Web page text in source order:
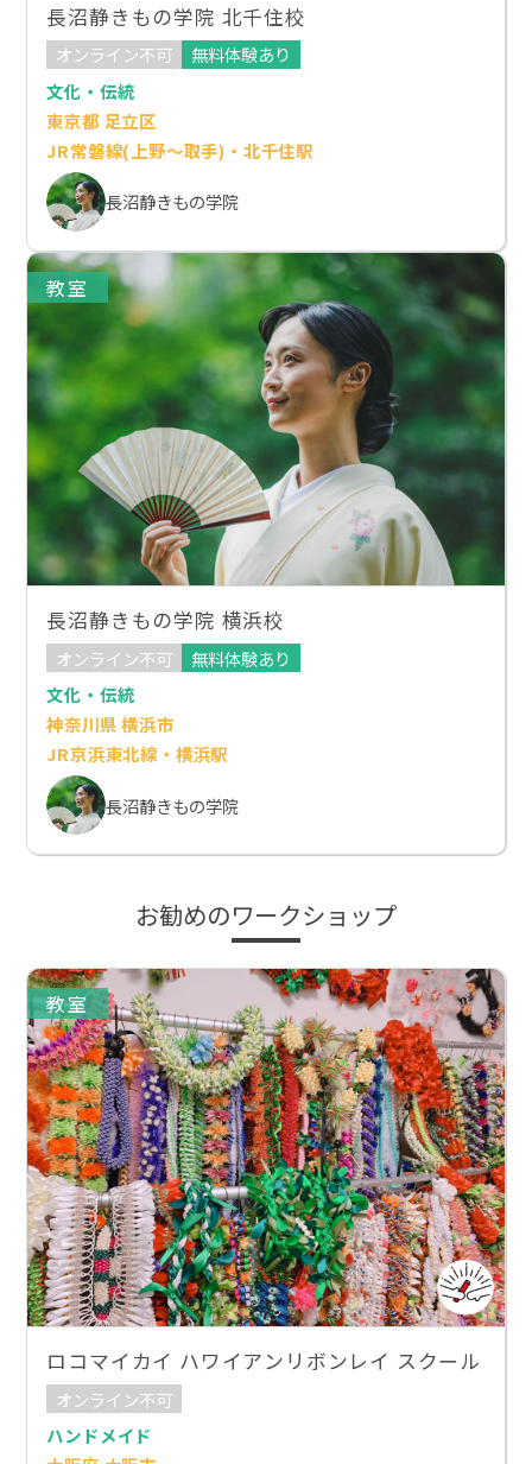
長沼静きもの学院 北千住校
オンライン不可
無料体験あり
文化・伝統
東京都 足立区
JR常磐線(上野～取手)・北千住駅
長沼静きもの学院
教室
長沼静きもの学院 横浜校
オンライン不可
無料体験あり
文化・伝統
神奈川県 横浜市
JR京浜東北線・横浜駅
長沼静きもの学院
お勧めのワークショップ
教室
ロコマイカイ ハワイアンリボンレイ スクール
オンライン不可
ハンドメイド